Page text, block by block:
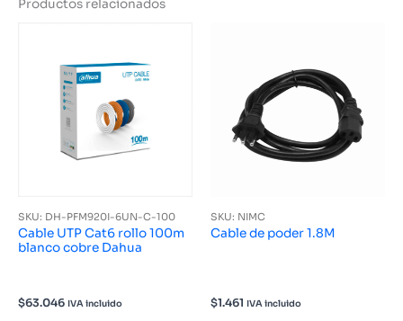
Productos relacionados
SKU: DH-PFM920I-6UN-C-100
Cable UTP Cat6 rollo 100m
blanco cobre Dahua
$63.046 IVA incluido
SKU: NIMC
Cable de poder 1.8M
$1.461 IVA incluido